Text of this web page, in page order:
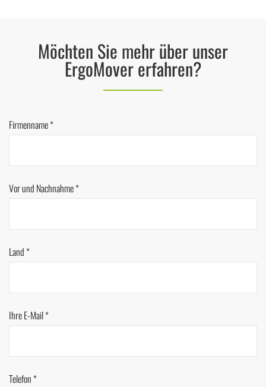
Möchten Sie mehr über unser
ErgoMover erfahren?
Firmenname *
Vor und Nachnahme *
Land *
Ihre E-Mail *
Telefon *